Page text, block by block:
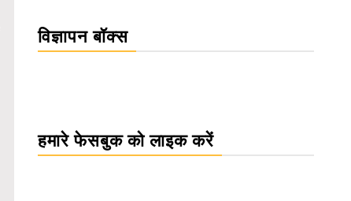
विज्ञापन बॉक्स
हमारे फेसबुक को लाइक करें